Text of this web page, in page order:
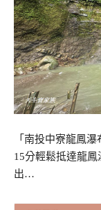
「南投中寮龍鳳
15分輕鬆抵達龍
出…